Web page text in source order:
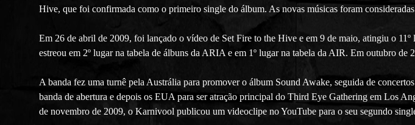
Hive, que foi confirmada como o primeiro single do álbum. As novas músicas foram
Em 26 de abril de 2009, foi lançado o vídeo de Set Fire to the Hive e em 9 de maio, atingiu o
estreou em 2º lugar na tabela de álbuns da ARIA e em 1º lugar na tabela da AIR. Em outubro
A banda fez uma turnê pela Austrália para promover o álbum Sound Awake, seguida de
banda de abertura e depois os EUA para ser atração principal do Third Eye Gathering em Los
de novembro de 2009, o Karnivool publicou um videoclipe no YouTube para o seu segundo